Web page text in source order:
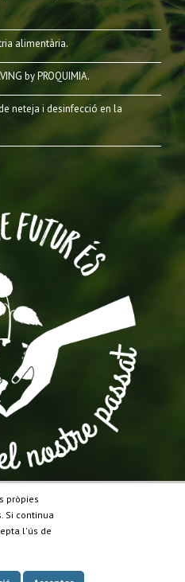
alimentària.
by PROQUIMIA.
neteja i desinfecció en la
pròpies
Si continua
l'ús de